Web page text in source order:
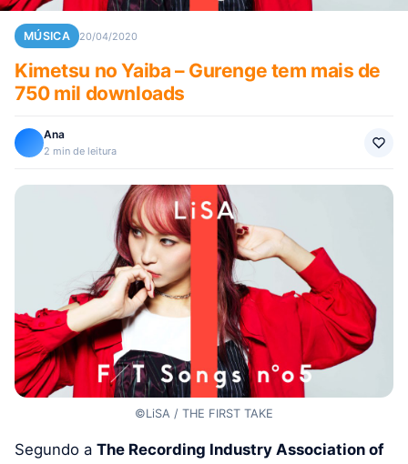
MÚSICA 20/04/2020
Kimetsu no Yaiba – Gurenge tem mais de
750 mil downloads
Ana
2 min de leitura
©LiSA / THE FIRST TAKE
Segundo a The Recording Industry Association of